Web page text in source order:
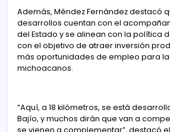
Además, Méndez Fernández destacó
desarrollos cuentan con el
del Estado y se alinean con la política
con el objetivo de atraer inversión
más oportunidades de empleo para
michoacanos.
“Aquí, a 18 kilómetros, se está
Bajío, y muchos dirán que van a